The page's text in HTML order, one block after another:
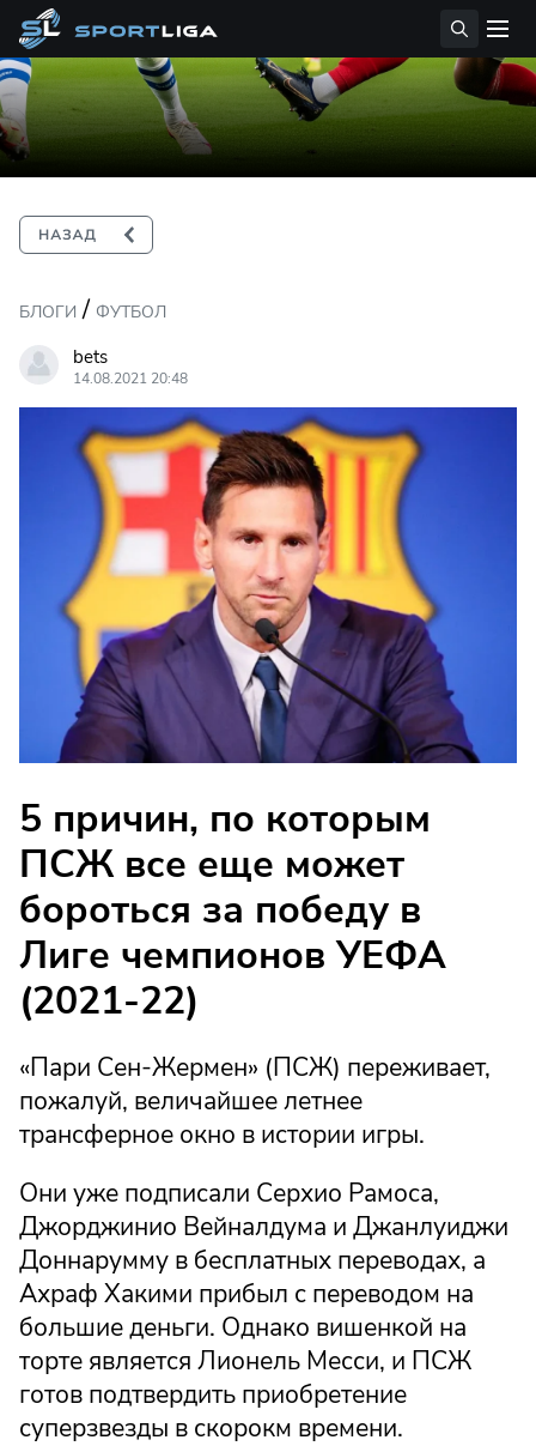
БЛОГИ / ФУТБОЛ
bets
14.08.2021 20:48
5 причин, по которым
ПСЖ все еще может
бороться за победу в
Лиге чемпионов УЕФА
(2021-22)
«Пари Сен-Жермен» (ПСЖ) переживает,
пожалуй, величайшее летнее
трансферное окно в истории игры.
Они уже подписали Серхио Рамоса,
Джорджинио Вейналдума и Джанлуиджи
Доннарумму в бесплатных переводах, а
Ахраф Хакими прибыл с переводом на
большие деньги. Однако вишенкой на
торте является Лионель Месси, и ПСЖ
готов подтвердить приобретение
суперзвезды в скорокм времени.